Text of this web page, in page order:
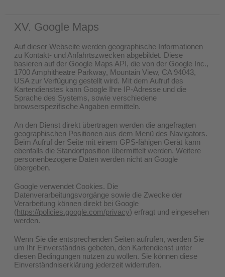
XV. Google Maps
Auf dieser Webseite werden geographische Informationen
zu Kontakt- und Anfahrtszwecken abgebildet. Diese
basieren auf der Google Maps API, die von der Google Inc.,
1700 Amphitheatre Parkway, Mountain View, CA 94043,
USA zur Verfügung gestellt wird. Mit dem Aufruf des
Kartendienstes kann Google Ihre IP-Adresse und die
Sprache des Systems, sowie verschiedene
browserspezifische Angaben ermitteln.
An den Dienst direkt übertragen werden die angefragten
geographischen Positionen aus dem Menü des Navigators.
Beim Aufruf der Seite mit einem GPS-fähigen Gerät kann
ebenfalls die Standortposition übermittelt werden. Weitere
personenbezogene Daten werden nicht an Google
übergeben.
Google verwendet Cookies. Die
Datenverarbeitungsvorgänge sowie die Zwecke der
Verarbeitung können direkt bei Google
(https://policies.google.com/privacy) erfragt und eingesehen
werden.
Wenn Sie die entsprechenden Seiten aufrufen, werden Sie
um Ihr Einverständnis gebeten, den Kartendienst unter
diesen Bedingungen nutzen zu wollen. Sie können diese
Einverständniserklärung jederzeit widerrufen.